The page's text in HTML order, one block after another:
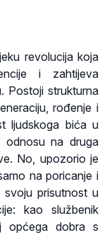
revolucija koja
i zahtijeva
Postoji strukturna
rođenje i
ljudskoga bića u
odnosu na druga
No, upozorio je
na poricanje i
svoju prisutnost u
kao službenik
općega dobra s